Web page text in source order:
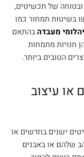
ובטוחה של תכשיטים,
בשיטות תמחור כמו
יהלומי מעבדה בהתאם
חנויות מתמחות
הטובים ביותר.
או עיצוב
ישנים בחדשים או
שלהם או באבנים